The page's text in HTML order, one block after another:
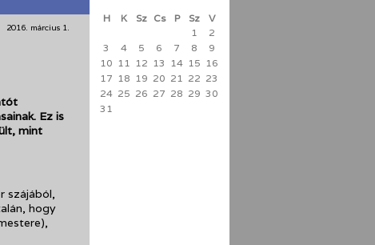
2016. március 1.
Ez is
mint
szájából,
hogy
H K Sz Cs P Sz
V
1
2
3
4 5 6 7 8
9
10 11 12 13 14 15 16
17 18 19 20 21 22 23
24 25 26 27 28 29 30
31